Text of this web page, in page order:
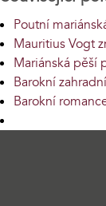
Poutní
Mauritius Vogt
Mariánská pěší
Barokní
Barokní